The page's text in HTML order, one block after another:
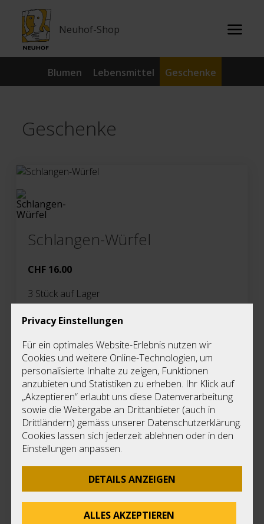
Neuhof-Shop
Blumen Lebensmittel Geschenke
Geschenke
Schlangen-Würfel
CHF 16.00
3 Stück auf Lager
Der Schlangen-Würfel ist ein Knobelspiel, der aus
27 kleinen Holzwürfeln aus Ahorn und Eiche
besteht. Die Würfel werden durch ein in der Mitte
verlaufendes Gummiband miteinander verbunden.
Ziel ist es, die Würfelkette so zu legen, dass ein
Würfel (3x3x3) entsteht.
Masse
Bereich
BV-Werkstatt 6300/80500
Privacy Einstellungen
Für ein optimales Website-Erlebnis nutzen wir
Cookies und weitere Online-Technologien, um
personalisierte Inhalte zu zeigen, Funktionen
anzubieten und Statistiken zu erheben. Ihr Klick auf
„Akzeptieren“ erlaubt uns diese Datenverarbeitung
sowie die Weitergabe an Drittanbieter (auch in
Drittländern) gemäss unserer Datenschutzerklärung.
Cookies lassen sich jederzeit ablehnen oder in den
Einstellungen anpassen.
DETAILS ANZEIGEN
ALLES AKZEPTIEREN